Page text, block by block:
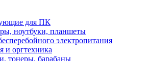
для ПК
ноутбуки, планшеты
электропитания
и оргтехника
тонеры, барабаны